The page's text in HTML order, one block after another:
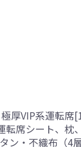
厚VIP系運転席
席シート、枕
ン・不織布（4層